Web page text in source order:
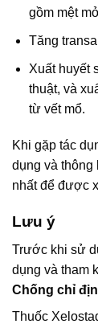
gồm mệt
Tăng
Xuất huyết
thuật, và
từ vết mổ.
Khi gặp tác
dụng và thông
nhất để được
Lưu ý
Trước khi sử
dụng và tham
Chống chỉ
Thuốc